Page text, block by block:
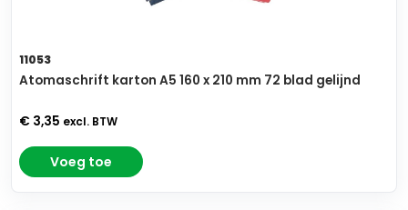
11053
Atomaschrift karton A5 160 x 210 mm 72 blad gelijnd
€ 3,35 excl. BTW
Voeg toe